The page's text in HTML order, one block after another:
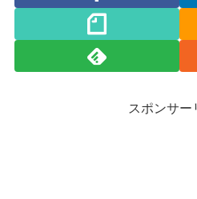
スポンサー